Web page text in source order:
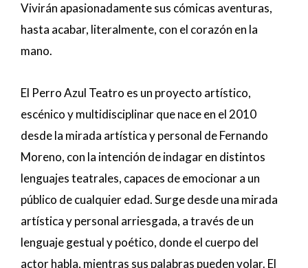
Vivirán apasionadamente sus cómicas aventuras,
hasta acabar, literalmente, con el corazón en la
mano.
El Perro Azul Teatro es un proyecto artístico,
escénico y multidisciplinar que nace en el 2010
desde la mirada artística y personal de Fernando
Moreno, con la intención de indagar en distintos
lenguajes teatrales, capaces de emocionar a un
público de cualquier edad. Surge desde una mirada
artística y personal arriesgada, a través de un
lenguaje gestual y poético, donde el cuerpo del
actor habla, mientras sus palabras pueden volar. El